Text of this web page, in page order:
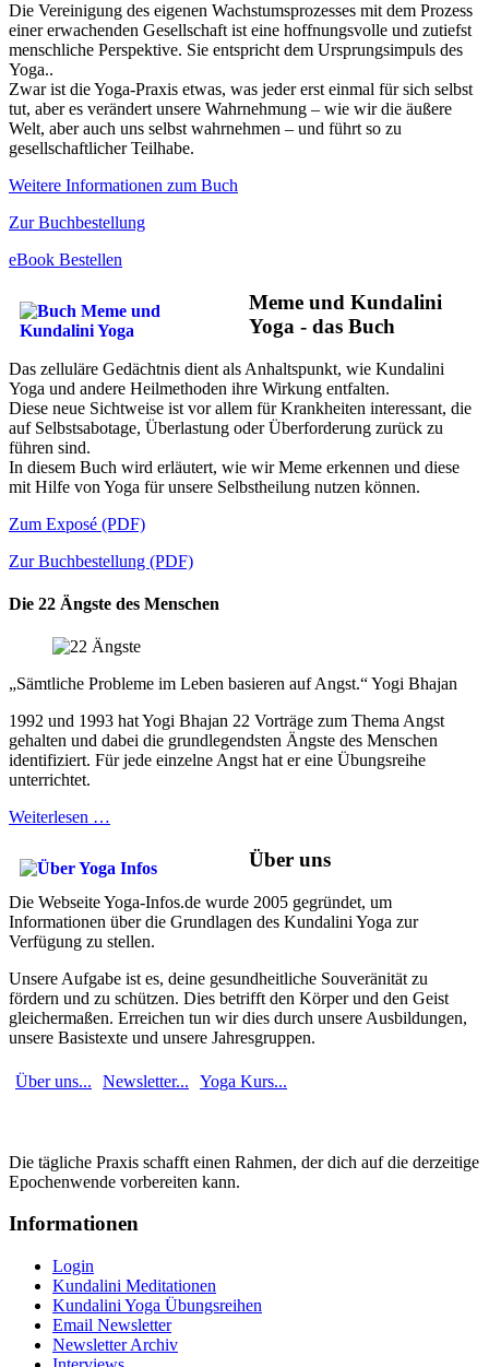
Die Vereinigung des eigenen Wachstumsprozesses mit dem Prozess
einer erwachenden Gesellschaft ist eine hoffnungsvolle und zutiefst
menschliche Perspektive. Sie entspricht dem Ursprungsimpuls des
Yoga..
Zwar ist die Yoga-Praxis etwas, was jeder erst einmal für sich selbst
tut, aber es verändert unsere Wahrnehmung – wie wir die äußere
Welt, aber auch uns selbst wahrnehmen – und führt so zu
gesellschaftlicher Teilhabe.
Weitere Informationen zum Buch
Zur Buchbestellung
eBook Bestellen
Meme und Kundalini
Yoga - das Buch
Das zelluläre Gedächtnis dient als Anhaltspunkt, wie Kundalini
Yoga und andere Heilmethoden ihre Wirkung entfalten.
Diese neue Sichtweise ist vor allem für Krankheiten interessant, die
auf Selbstsabotage, Überlastung oder Überforderung zurück zu
führen sind.
In diesem Buch wird erläutert, wie wir Meme erkennen und diese
mit Hilfe von Yoga für unsere Selbstheilung nutzen können.
Zum Exposé (PDF)
Zur Buchbestellung (PDF)
Die 22 Ängste des Menschen
„Sämtliche Probleme im Leben basieren auf Angst.“ Yogi Bhajan
1992 und 1993 hat Yogi Bhajan 22 Vorträge zum Thema Angst
gehalten und dabei die grundlegendsten Ängste des Menschen
identifiziert. Für jede einzelne Angst hat er eine Übungsreihe
unterrichtet.
Weiterlesen …
Über uns
Die Webseite Yoga-Infos.de wurde 2005 gegründet, um
Informationen über die Grundlagen des Kundalini Yoga zur
Verfügung zu stellen.
Unsere Aufgabe ist es, deine gesundheitliche Souveränität zu
fördern und zu schützen. Dies betrifft den Körper und den Geist
gleichermaßen. Erreichen tun wir dies durch unsere Ausbildungen,
unsere Basistexte und unsere Jahresgruppen.
Über uns... Newsletter... Yoga Kurs...
Die tägliche Praxis schafft einen Rahmen, der dich auf die derzeitige
Epochenwende vorbereiten kann.
Informationen
Login
Kundalini Meditationen
Kundalini Yoga Übungsreihen
Email Newsletter
Newsletter Archiv